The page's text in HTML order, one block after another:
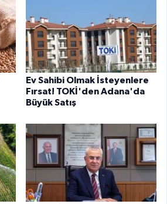
Ev Sahibi Olmak İsteyenlere
Fırsat! TOKİ'den Adana'da
Büyük Satış